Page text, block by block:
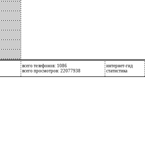
всего телефонов: 1086
всего просмотров: 22077938
интернет-гид
статистика